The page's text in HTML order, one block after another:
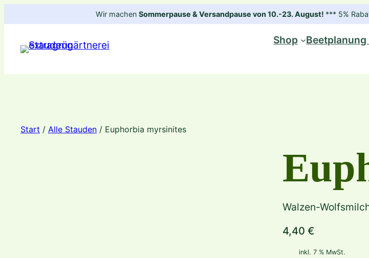
Inhalt
springen
Wir machen Sommerpause & Versandpause von 10.-23. August! *** 5%
Shop
Start / Alle Stauden / Euphorbia myrsinites
Walzen-
4,40 €
inkl. 7 % MwSt.